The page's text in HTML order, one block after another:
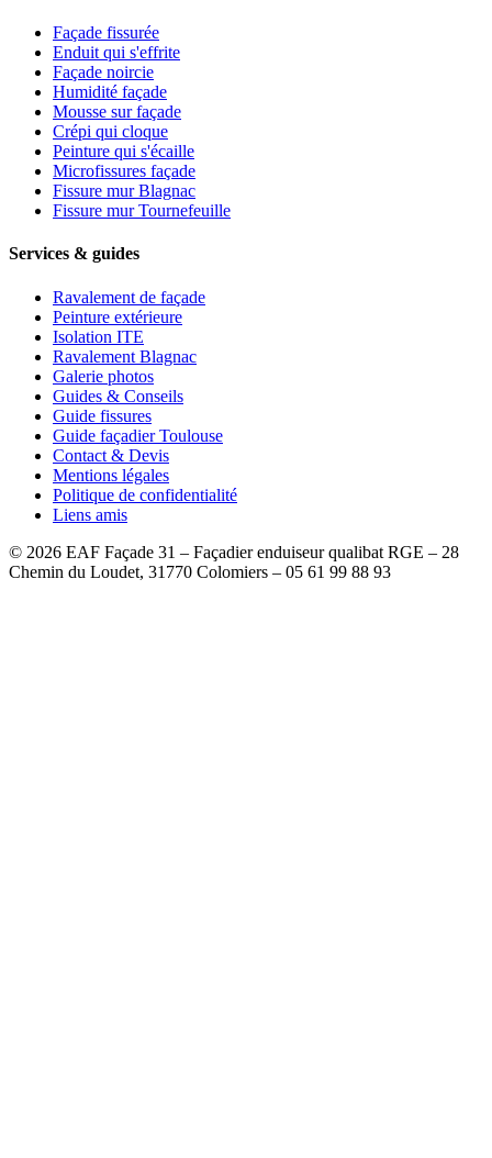
Façade fissurée
Enduit qui s'effrite
Façade noircie
Humidité façade
Mousse sur façade
Crépi qui cloque
Peinture qui s'écaille
Microfissures façade
Fissure mur Blagnac
Fissure mur Tournefeuille
Services & guides
Ravalement de façade
Peinture extérieure
Isolation ITE
Ravalement Blagnac
Galerie photos
Guides & Conseils
Guide fissures
Guide façadier Toulouse
Contact & Devis
Mentions légales
Politique de confidentialité
Liens amis
© 2026 EAF Façade 31 – Façadier enduiseur qualibat RGE – 28
Chemin du Loudet, 31770 Colomiers – 05 61 99 88 93